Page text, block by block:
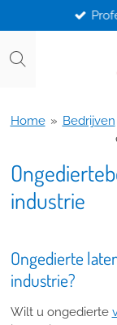
direct
naar
Home » Bedrijven
industrie
Ongedierte
industrie?
Wilt u ongedierte